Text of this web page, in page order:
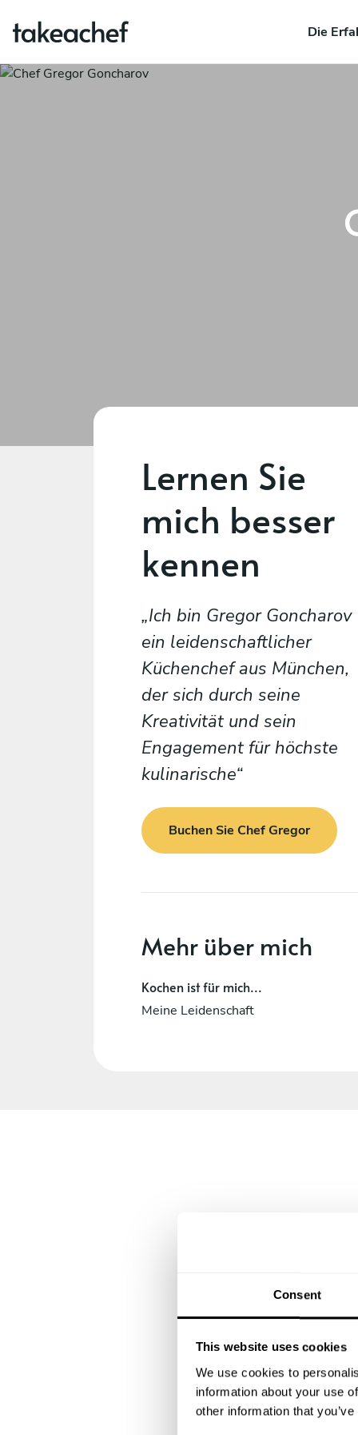
Consent
This website uses cookies
We use cookies to
information about your use
other information that
Die
Lernen Sie
mich besser
kennen
Ich bin Gregor Goncharov
ein leidenschaftlicher
Küchenchef aus München,
der sich durch seine
Kreativität und sein
Engagement für höchste
kulinarische
Buchen Sie Chef Gregor
Mehr über mich
Kochen ist für mich...
Meine Leidenschaft